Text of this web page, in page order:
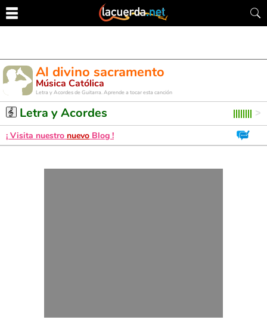
Al divino sacramento
Música Católica
Letra y Acordes de Guitarra. Aprende a tocar esta canción
Letra y Acordes
¡ Visita nuestro nuevo Blog !